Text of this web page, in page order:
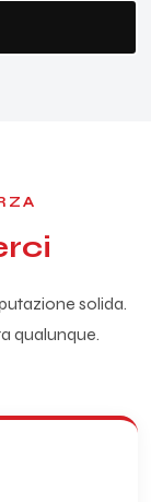
solida.
qualunque.